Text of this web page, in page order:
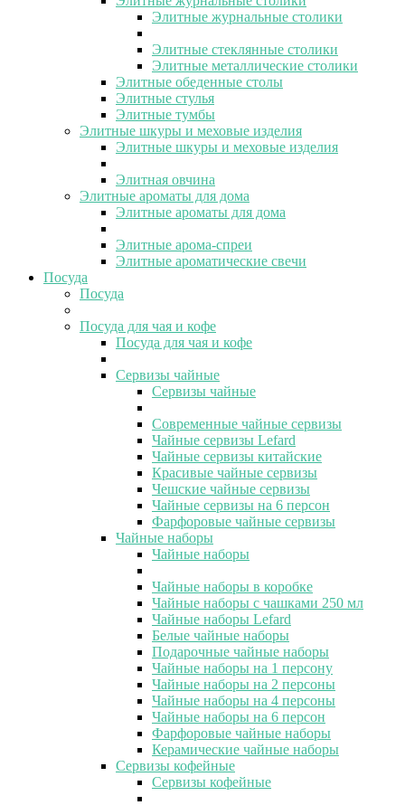
Элитные журнальные столики
Элитные стеклянные столики
Элитные металлические столики
Элитные обеденные столы
Элитные стулья
Элитные тумбы
Элитные шкуры и меховые изделия
Элитные шкуры и меховые изделия
Элитная овчина
Элитные ароматы для дома
Элитные ароматы для дома
Элитные арома-спреи
Элитные ароматические свечи
Посуда
Посуда
Посуда для чая и кофе
Посуда для чая и кофе
Сервизы чайные
Сервизы чайные
Современные чайные сервизы
Чайные сервизы Lefard
Чайные сервизы китайские
Красивые чайные сервизы
Чешские чайные сервизы
Чайные сервизы на 6 персон
Фарфоровые чайные сервизы
Чайные наборы
Чайные наборы
Чайные наборы в коробке
Чайные наборы с чашками 250 мл
Чайные наборы Lefard
Белые чайные наборы
Подарочные чайные наборы
Чайные наборы на 1 персону
Чайные наборы на 2 персоны
Чайные наборы на 4 персоны
Чайные наборы на 6 персон
Фарфоровые чайные наборы
Керамические чайные наборы
Сервизы кофейные
Сервизы кофейные